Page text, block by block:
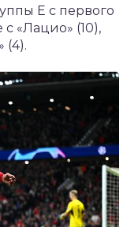
Е с первого
с «Лацио» (10),
(4).